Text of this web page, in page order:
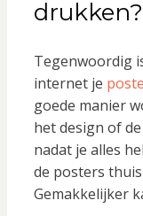
drukken?
Tegenwoordig
internet je
goede manier
het design of
nadat je alles
de posters
Gemakkelijker